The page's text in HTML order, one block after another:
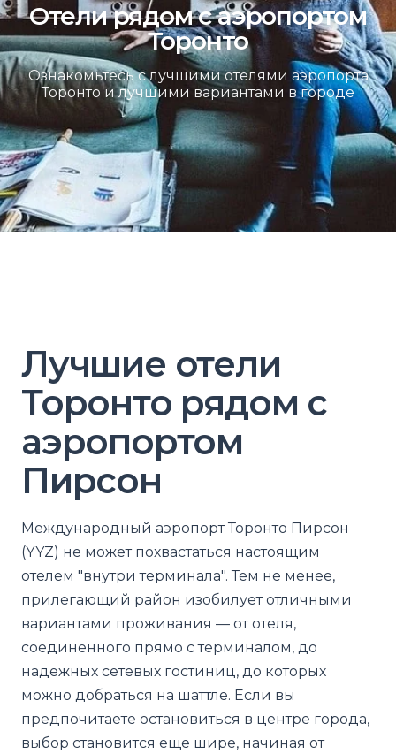
Отели рядом с аэропортом
Торонто
Ознакомьтесь с лучшими отелями аэропорта
Торонто и лучшими вариантами в городе
Лучшие отели
Торонто рядом с
аэропортом
Пирсон
Международный аэропорт Торонто Пирсон
(YYZ) не может похвастаться настоящим
отелем "внутри терминала". Тем не менее,
прилегающий район изобилует отличными
вариантами проживания — от отеля,
соединенного прямо с терминалом, до
надежных сетевых гостиниц, до которых
можно добраться на шаттле. Если вы
предпочитаете остановиться в центре города,
выбор становится еще шире, начиная от